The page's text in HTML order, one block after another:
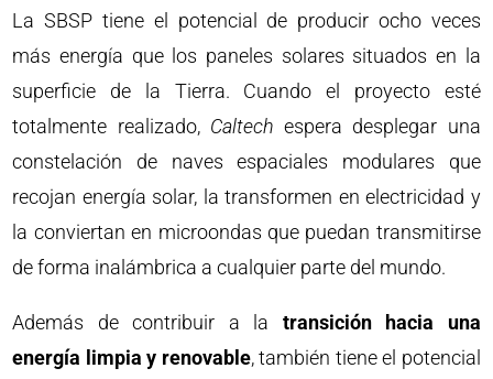
La SBSP tiene el potencial de producir ocho veces
más energía que los paneles solares situados en la
superficie de la Tierra. Cuando el proyecto esté
totalmente realizado, Caltech espera desplegar una
constelación de naves espaciales modulares que
recojan energía solar, la transformen en electricidad y
la conviertan en microondas que puedan transmitirse
de forma inalámbrica a cualquier parte del mundo.
Además de contribuir a la transición hacia una
energía limpia y renovable, también tiene el potencial